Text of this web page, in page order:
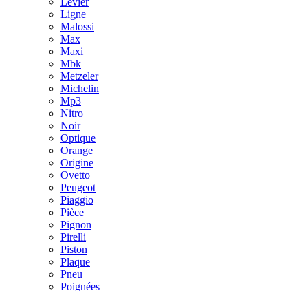
Ligne
Malossi
Max
Maxi
Mbk
Metzeler
Michelin
Mp3
Nitro
Noir
Optique
Orange
Origine
Ovetto
Peugeot
Piaggio
Pièce
Pignon
Pirelli
Piston
Plaque
Pneu
Poignées